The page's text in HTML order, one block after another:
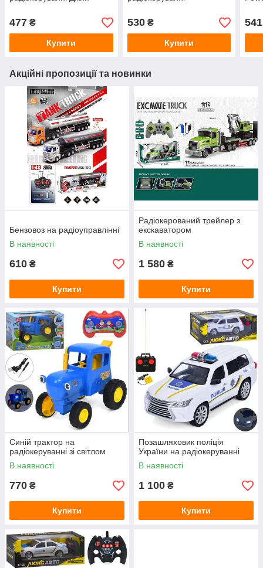
477 ₴
Купити
530₴
Купити
Акційні пропозиції та новинки
Бензовоз на радіоуправлінні
В наявності
610 ₴
Купити
Радіокерований трейлер з
екскаватором
В наявності
1 580 ₴
Купити
Синій трактор на
радіокеруванні зі світлом
В наявності
770 ₴
Купити
Позашляховик поліція
України на радіокеруванні
В наявності
1 100 ₴
Купити